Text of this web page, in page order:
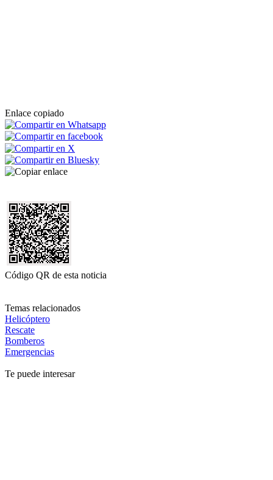
Enlace copiado
Código QR de esta noticia
Temas relacionados
Helicóptero
Rescate
Bomberos
Emergencias
Te puede interesar